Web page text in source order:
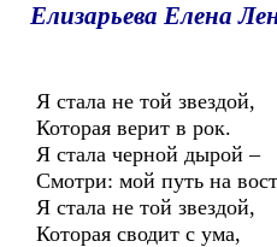
Елизарьева Елена
Я стала не той звездой,
Которая верит в рок.
Я стала черной дырой –
Смотри: мой путь на
Я стала не той звездой,
Которая сводит с ума,